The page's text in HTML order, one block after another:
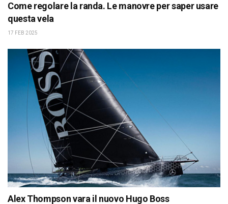
Come regolare la randa. Le manovre per saper usare
questa vela
17 FEB 2025
Alex Thompson vara il nuovo Hugo Boss